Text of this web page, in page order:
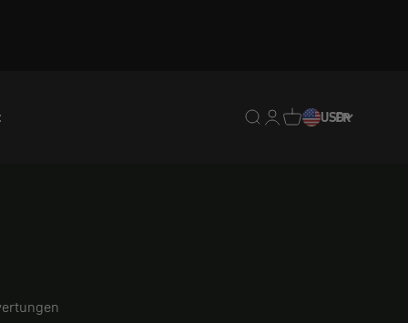
Translation missing :
Translation missing :
Traduction
USDFR